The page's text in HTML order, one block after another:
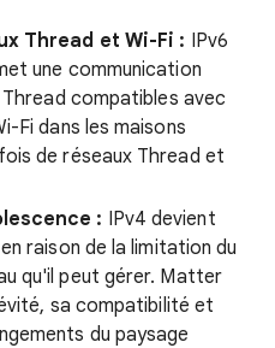
Thread et Wi-Fi : IPv6
une communication
compatibles avec
Fi dans les maisons
de réseaux Thread et
: IPv4 devient
raison de la limitation du
qu'il peut gérer. Matter
sa compatibilité et
du paysage